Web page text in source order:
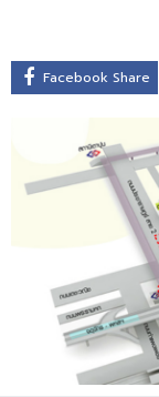
Facebook Share